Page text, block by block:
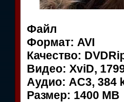
Файл
Формат: AVI
Качество:
Видео: XviD,
Аудио: AC3, 384
Размер: 1400 MB